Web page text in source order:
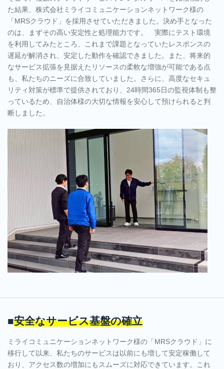
た結果、株式会社ミライコミュニケーションネットワーク様の
「MRSクラウド」を採用させていただきました。決め手となった
のは、まずその高い安定性と処理能力です。 実際にテスト環境
を利用してみたところ、これまで課題となっていたレスポンスの
遅延が解消され、安定した動作を確認できました。また、将来的
なサービス拡張を見据えたリソースの柔軟な増強が可能である点
も、私たちのニーズに合致していました。さらに、高度なセキュ
リティ対策が標準で提供されており、24時間365日の監視体制も整
っているため、自治体様の大切な情報を安心して預けられると判
断しました。
■安全なサービス基盤の確立
ミライコミュニケーションネットワーク様の「MRSクラウド」に
移行して以来、私たちのサービスは以前にも増して安定稼働して
おり、アクセス数の増加にもスムーズに対応できています。これ